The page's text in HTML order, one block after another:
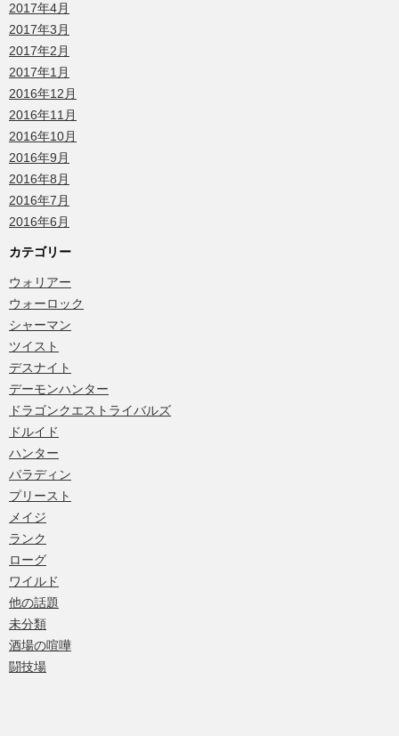
2017年4月
2017年3月
2017年2月
2017年1月
2016年12月
2016年11月
2016年10月
2016年9月
2016年8月
2016年7月
2016年6月
カテゴリー
ウォリアー
ウォーロック
シャーマン
ツイスト
デスナイト
デーモンハンター
ドラゴンクエストライバルズ
ドルイド
ハンター
パラディン
プリースト
メイジ
ランク
ローグ
ワイルド
他の話題
未分類
酒場の喧嘩
闘技場